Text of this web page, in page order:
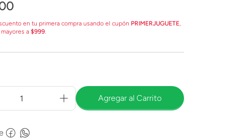
en tu primera compra usando el cupón PRIMERJUGUETE,
a $999.
Agregar al Carrito